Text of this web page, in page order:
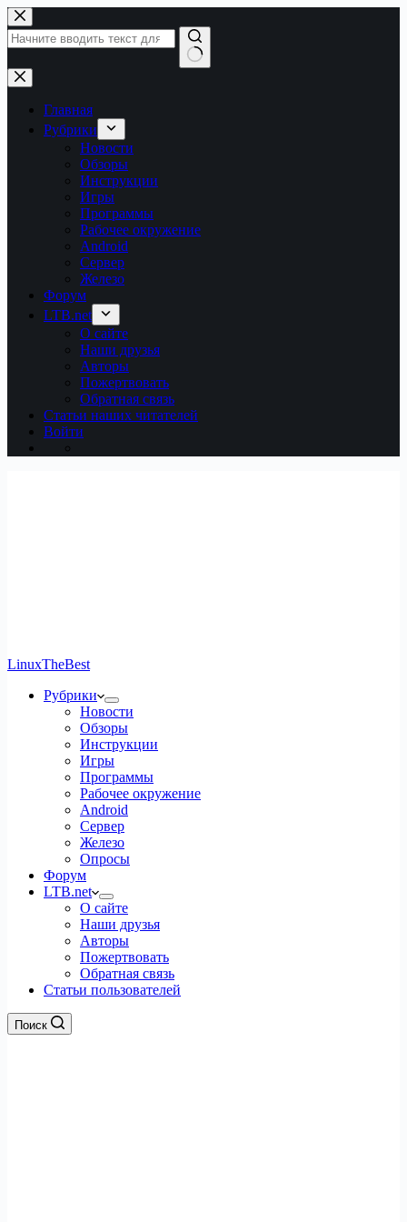
Перейти
к
сути
Ничего
не
найденоГлавная
Рубрики
Новости
Обзоры
Инструкции
Игры
Программы
Рабочее окружение
Android
Сервер
Железо
Форум
LTB.net
О сайте
Наши друзья
Авторы
Пожертвовать
Обратная связь
Статьи наших читателей
Войти
LinuxTheBest
Рубрики
Новости
Обзоры
Инструкции
Игры
Программы
Рабочее окружение
Android
Сервер
Железо
Опросы
Форум
LTB.net
О сайте
Наши друзья
Авторы
Пожертвовать
Обратная связь
Статьи пользователей
Поиск